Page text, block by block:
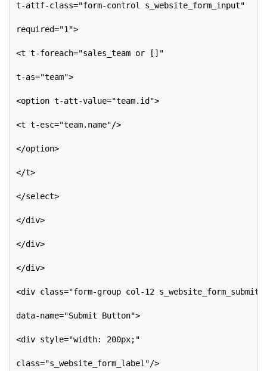
t-attf-class="form-control s_website_form_input"
required="1">
<t t-foreach="sales_team or []"
t-as="team">
<option t-att-value="team.id">
<t t-esc="team.name"/>
</option>
</t>
</select>
</div>
</div>
</div>
<div class="form-group col-12 s_website_form_submit"
data-name="Submit Button">
<div style="width: 200px;"
class="s_website_form_label"/>